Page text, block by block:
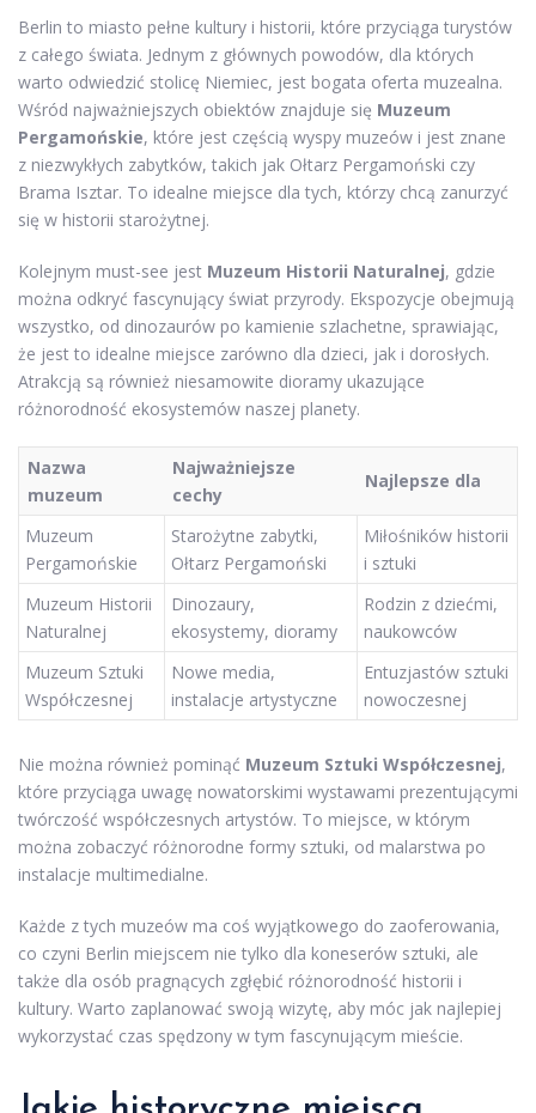
Berlin to miasto pełne kultury i historii, które przyciąga turystów
z całego świata. Jednym z głównych powodów, dla których
warto odwiedzić stolicę Niemiec, jest bogata oferta muzealna.
Wśród najważniejszych obiektów znajduje się Muzeum
Pergamońskie, które jest częścią wyspy muzeów i jest znane
z niezwykłych zabytków, takich jak Ołtarz Pergamoński czy
Brama Isztar. To idealne miejsce dla tych, którzy chcą zanurzyć
się w historii starożytnej.
Kolejnym must-see jest Muzeum Historii Naturalnej, gdzie
można odkryć fascynujący świat przyrody. Ekspozycje obejmują
wszystko, od dinozaurów po kamienie szlachetne, sprawiając,
że jest to idealne miejsce zarówno dla dzieci, jak i dorosłych.
Atrakcją są również niesamowite dioramy ukazujące
różnorodność ekosystemów naszej planety.
Nazwa
muzeum
Najważniejsze
cechy
Najlepsze dla
Muzeum
Pergamońskie
Starożytne zabytki,
Ołtarz Pergamoński
Miłośników historii
i sztuki
Muzeum Historii
Naturalnej
Dinozaury,
ekosystemy, dioramy
Rodzin z dziećmi,
naukowców
Muzeum Sztuki
Współczesnej
Nowe media,
instalacje artystyczne
Entuzjastów sztuki
nowoczesnej
Nie można również pominąć Muzeum Sztuki Współczesnej,
które przyciąga uwagę nowatorskimi wystawami prezentującymi
twórczość współczesnych artystów. To miejsce, w którym
można zobaczyć różnorodne formy sztuki, od malarstwa po
instalacje multimedialne.
Każde z tych muzeów ma coś wyjątkowego do zaoferowania,
co czyni Berlin miejscem nie tylko dla koneserów sztuki, ale
także dla osób pragnących zgłębić różnorodność historii i
kultury. Warto zaplanować swoją wizytę, aby móc jak najlepiej
wykorzystać czas spędzony w tym fascynującym mieście.